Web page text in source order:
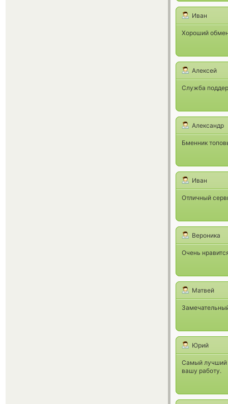
Иван
Хороший
Алексей
Служба
Александр
Бменник
Иван
Отличный
Вероника
Очень
Матвей
Юрий
Самый лучший
вашу работу.